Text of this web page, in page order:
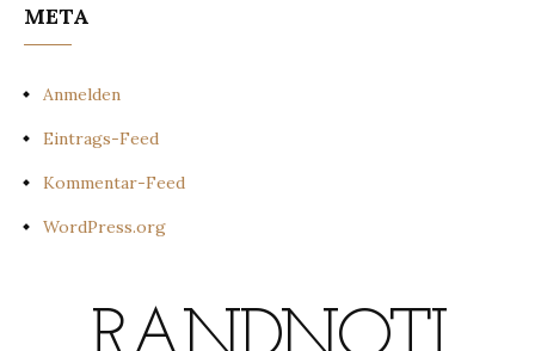
META
Anmelden
Eintrags-Feed
Kommentar-Feed
WordPress.org